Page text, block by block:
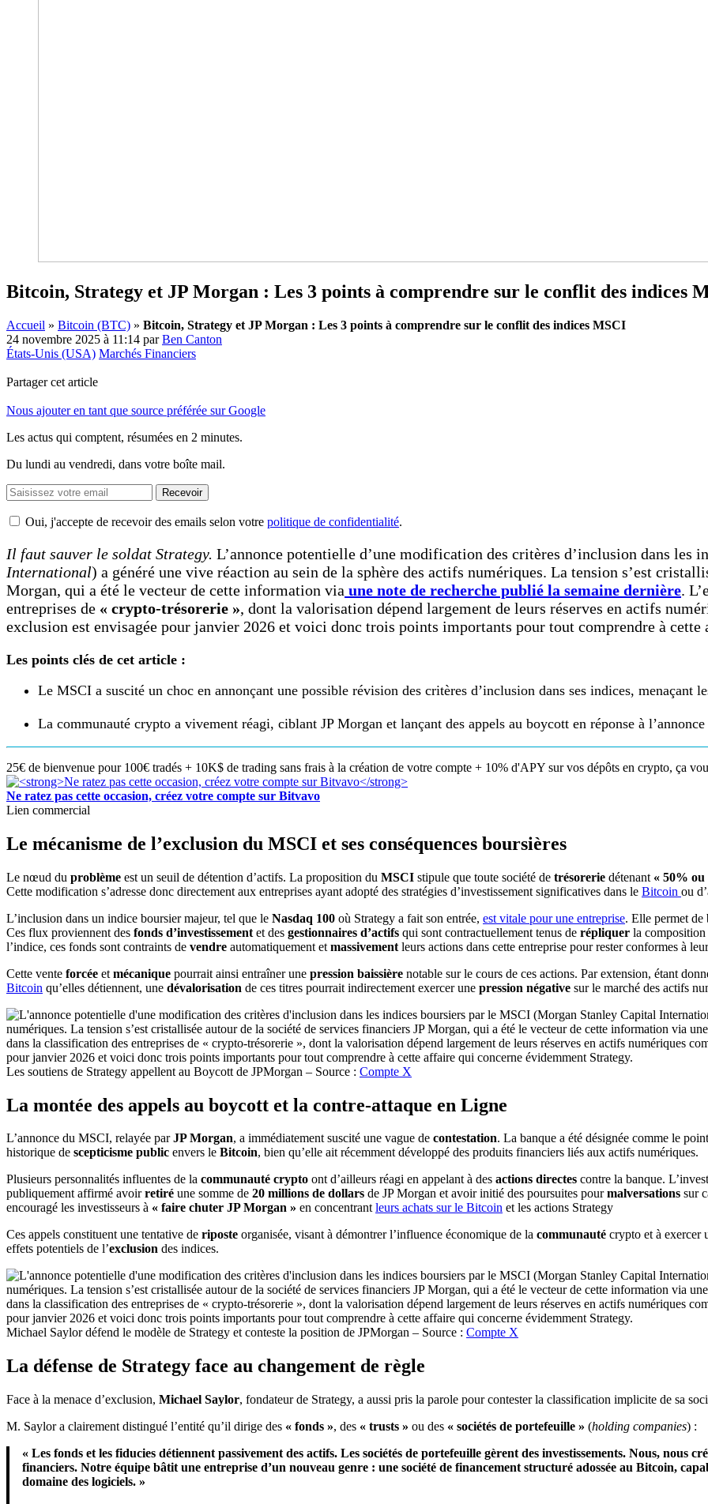
Bitcoin, Strategy et JP Morgan : Les 3 points à comprendre sur le conflit des indices
Accueil » Bitcoin (BTC) » Bitcoin, Strategy et JP Morgan : Les 3 points à comprendre sur le conflit des indices MSCI
24 novembre 2025 à 11:14 parBen Canton
États-Unis (USA) Marchés Financiers
Partager cet article
Nous ajouter en tant que source préférée sur Google
Les actus qui comptent, résumées en 2 minutes.
Du lundi au vendredi, dans votre boîte mail.
Recevoir
Oui, j'accepte de recevoir des emails selon votre politique de confidentialité.
Il faut sauver le soldat Strategy. L’annonce potentielle d’une modification des critères d’inclusion dans les
International) a généré une vive réaction au sein de la sphère des actifs numériques. La tension s’est
Morgan, qui a été le vecteur de cette information via une note de recherche publié la semaine dernière.
entreprises de « crypto-trésorerie », dont la valorisation dépend largement de leurs réserves en actifs
exclusion est envisagée pour janvier 2026 et voici donc trois points importants pour tout comprendre à
Les points clés de cet article :
Le MSCI a suscité un choc en annonçant une possible révision des critères d’inclusion dans ses indices, menaçant
La communauté crypto a vivement réagi, ciblant JP Morgan et lançant des appels au boycott en réponse à
25€ de bienvenue pour 100€ tradés + 10K$ de trading sans frais à la création de votre compte + 10% d'APY sur vos dépôts en crypto, ça
Ne ratez pas cette occasion, créez votre compte sur Bitvavo
Lien commercial
Le mécanisme de l’exclusion du MSCI et ses conséquences boursières
Le nœud du problème est un seuil de détention d’actifs. La proposition du MSCI stipule que toute société de trésorerie détenant « 50% ou
Cette modification s’adresse donc directement aux entreprises ayant adopté des stratégies d’investissement significatives dans le Bitcoin ou
L’inclusion dans un indice boursier majeur, tel que le Nasdaq 100 où Strategy a fait son entrée, est vitale pour une entreprise. Elle permet
Ces flux proviennent des fonds d’investissement et des gestionnaires d’actifs qui sont contractuellement tenus de répliquer la
l’indice, ces fonds sont contraints de vendre automatiquement et massivement leurs actions dans cette entreprise pour rester conformes à
Cette vente forcée et mécanique pourrait ainsi entraîner une pression baissière notable sur le cours de ces actions. Par extension, étant
Bitcoin qu’elles détiennent, une dévalorisation de ces titres pourrait indirectement exercer une pression négative sur le marché des actifs
Les soutiens de Strategy appellent au Boycott de JPMorgan – Source : Compte X
La montée des appels au boycott et la contre-attaque en Ligne
L’annonce du MSCI, relayée parJP Morgan, a immédiatement suscité une vague de contestation. La banque a été désignée comme le
historique de scepticisme public envers le Bitcoin, bien qu’elle ait récemment développé des produits financiers liés aux actifs numériques.
Plusieurs personnalités influentes de la communauté crypto ont d’ailleurs réagi en appelant à des actions directes contre la banque.
publiquement affirmé avoirretiré une somme de 20 millions de dollars de JP Morgan et avoir initié des poursuites pourmalversations sur
encouragé les investisseurs à « faire chuter JP Morgan » en concentrantleurs achats sur le Bitcoin et les actions Strategy
Ces appels constituent une tentative de riposte organisée, visant à démontrer l’influence économique de la communauté crypto et à exercer
effets potentiels de l’exclusion des indices.
Michael Saylor défend le modèle de Strategy et conteste la position de JPMorgan – Source : Compte X
La défense de Strategy face au changement de règle
Face à la menace d’exclusion, Michael Saylor, fondateur de Strategy, a aussi pris la parole pour contester la classification implicite de sa
M. Saylor a clairement distingué l’entité qu’il dirige des « fonds », des « trusts » ou des « sociétés de portefeuille » (holding companies) :
« Les fonds et les fiducies détiennent passivement des actifs. Les sociétés de portefeuille gèrent des investissements. Nous, nous
financiers. Notre équipe bâtit une entreprise d’un nouveau genre : une société de financement structuré adossée au Bitcoin,
domaine des logiciels. »